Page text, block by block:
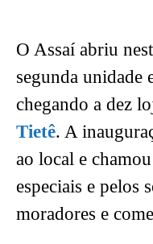
O Assaí abriu
segunda unidade
chegando a dez
Tietê. A
ao local e
especiais e pelos
moradores e